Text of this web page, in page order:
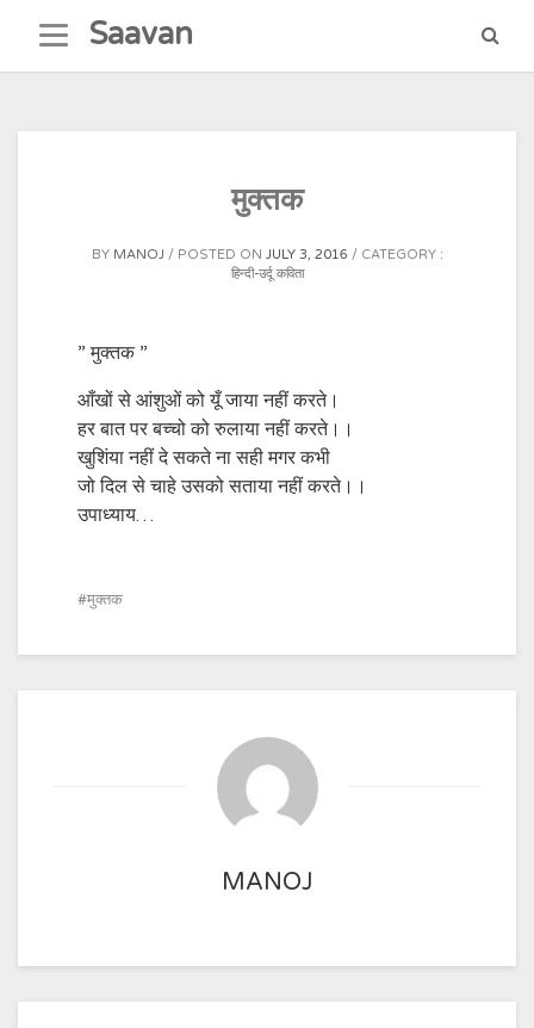
content
Saavan
मुक्तक
BY MANOJ POSTED ON JULY 3, 2016
CATEGORY :
हिन्दी-उर्दू कविता
” मुक्तक ”
आँखों से आंशुओं को यूँ जाया नहीं करते।
हर बात पर बच्चो को रुलाया नहीं करते।।
खुशिंया नहीं दे सकते ना सही मगर कभी
जो दिल से चाहे उसको सताया नहीं करते।।
उपाध्याय…
मुक्तक
MANOJ